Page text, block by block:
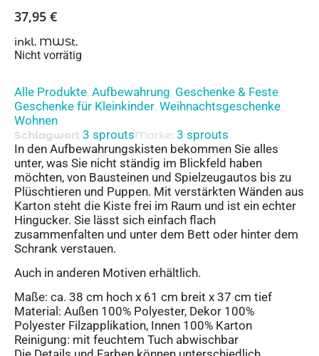
37,95 €
inkl. MWSt.
Nicht vorrätig
Alle Produkte, Aufbewahrung, Geschenke & Feste,
Geschenke für Kleinkinder, Weihnachtsgeschenke,
Wohnen
Schlagwort 3 sproutsMarke: 3 sprouts
In den Aufbewahrungskisten bekommen Sie alles
unter, was Sie nicht ständig im Blickfeld haben
möchten, von Bausteinen und Spielzeugautos bis zu
Plüschtieren und Puppen. Mit verstärkten Wänden aus
Karton steht die Kiste frei im Raum und ist ein echter
Hingucker. Sie lässt sich einfach flach
zusammenfalten und unter dem Bett oder hinter dem
Schrank verstauen.
Auch in anderen Motiven erhältlich.
Maße: ca. 38 cm hoch x 61 cm breit x 37 cm tief
Material: Außen 100% Polyester, Dekor 100%
Polyester Filzapplikation, Innen 100% Karton
Reinigung: mit feuchtem Tuch abwischbar